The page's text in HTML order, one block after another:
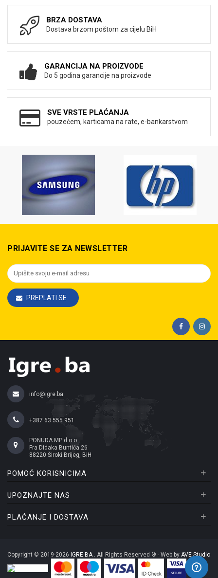
BRZA DOSTAVA
Dostava brzom poštom za cijelu BiH
GARANCIJA NA PROIZVODE
Do 5 godina garancije na proizvode
SVE VRSTE PLAĆANJA
pouzećem, karticama na rate, e-bankarstvom
PRIJAVITE SE ZA NEWSLETTER
PREPLATI SE
info@igre.ba
+387 63 555 951
PONUDA MP d.o.o.
Fra Didaka Buntića 26
88220 Široki Brijeg, BiH
POMOĆ KORISNICIMA +
UPOZNAJTE NAS +
PLAĆANJE I DOSTAVA +
Copyright © 2019-2026 IGRE.BA . All Rights Reserved ® - Web by AVE Studio